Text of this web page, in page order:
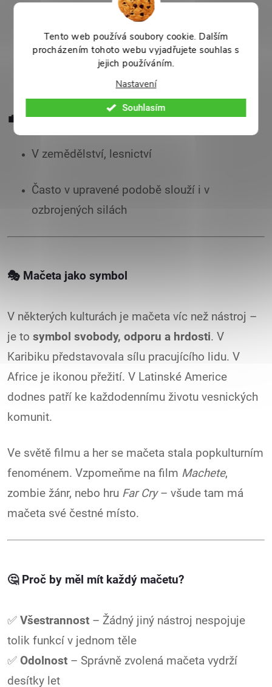
Tento web používá soubory cookie. Dalším
procházením tohoto webu vyjadřujete souhlas s
jejich používáním.
Nastavení
Souhlasím
Odstraňování křovin, sekání plevele,
ořezávání větví
Efektivní náhrada za srp či kosu
💼 Profesionální a speciální použití
V zemědělství, lesnictví
Často v upravené podobě slouží i v
ozbrojených silách
🎭 Mačeta jako symbol
V některých kulturách je mačeta víc než nástroj –
je to symbol svobody, odporu a hrdosti. V
Karibiku představovala sílu pracujícího lidu. V
Africe je ikonou přežití. V Latinské Americe
dodnes patří ke každodennímu životu vesnických
komunit.
Ve světě filmu a her se mačeta stala popkulturním
fenoménem. Vzpomeňme na film Machete,
zombie žánr, nebo hru Far Cry– všude tam má
mačeta své čestné místo.
🤔 Proč by měl mít každý mačetu?
✅ Všestrannost – Žádný jiný nástroj nespojuje
tolik funkcí v jednom těle
✅ Odolnost – Správně zvolená mačeta vydrží
desítky let